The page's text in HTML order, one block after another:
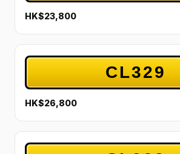
HK$23,800
CL329
HK$26,800